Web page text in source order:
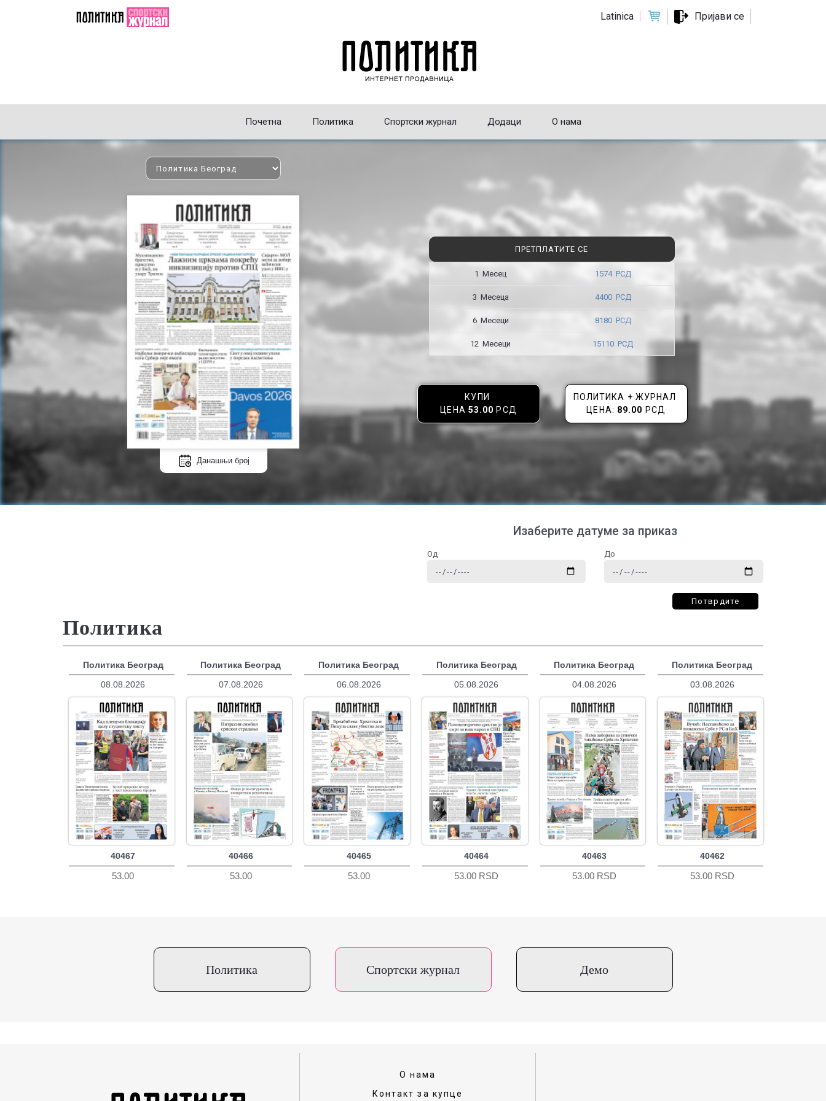
Latinica Пријави се
Почетна Политика Спортски журнал Додаци О нама
Данашњи број
ПРЕТПЛАТИТЕ СЕ
1 Месец 1574 РСД
3 Месецa 4400 РСД
6 Месеци 8180 РСД
12 Месеци 15110 РСД
КУПИ
ЦЕНА 53.00 РСД
ПОЛИТИКА + ЖУРНАЛ
ЦЕНА: 89.00 РСД
Изаберите датуме за приказ
Од До
Потврдите
Политика
Политика Београд
08.08.2026
40467
53.00
Политика Београд
07.08.2026
40466
53.00
Политика Београд
06.08.2026
40465
53.00
Политика Београд
05.08.2026
40464
53.00 RSD
Политика Београд
04.08.2026
40463
53.00 RSD
Политика Београд
03.08.2026
40462
53.00 RSD
Политика Спортски журнал Демо
О нама
Контакт за купце